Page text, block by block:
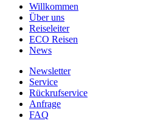
Willkommen
Über uns
Reiseleiter
ECO Reisen
News
Newsletter
Service
Rückrufservice
Anfrage
FAQ